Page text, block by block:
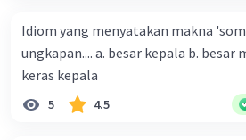
perusahaan kepada konsumen. Urutan yang tepat agar
menjadi teks eksposisi yang padu adalah .... A.
(4)-(5) B. (2)-(1)-(3)-(4)-(5) C. (3)-(1)-(2)-(5)-(4) D. (3)-(5)-
(4)-(1)-(2) E. (5)-(1)-(3)-(4)-(2)
Idiom yang menyatakan makna
ungkapan.... a. besar kepala b. besar mulut c. tinggi hati d.
keras kepala
5 4.5